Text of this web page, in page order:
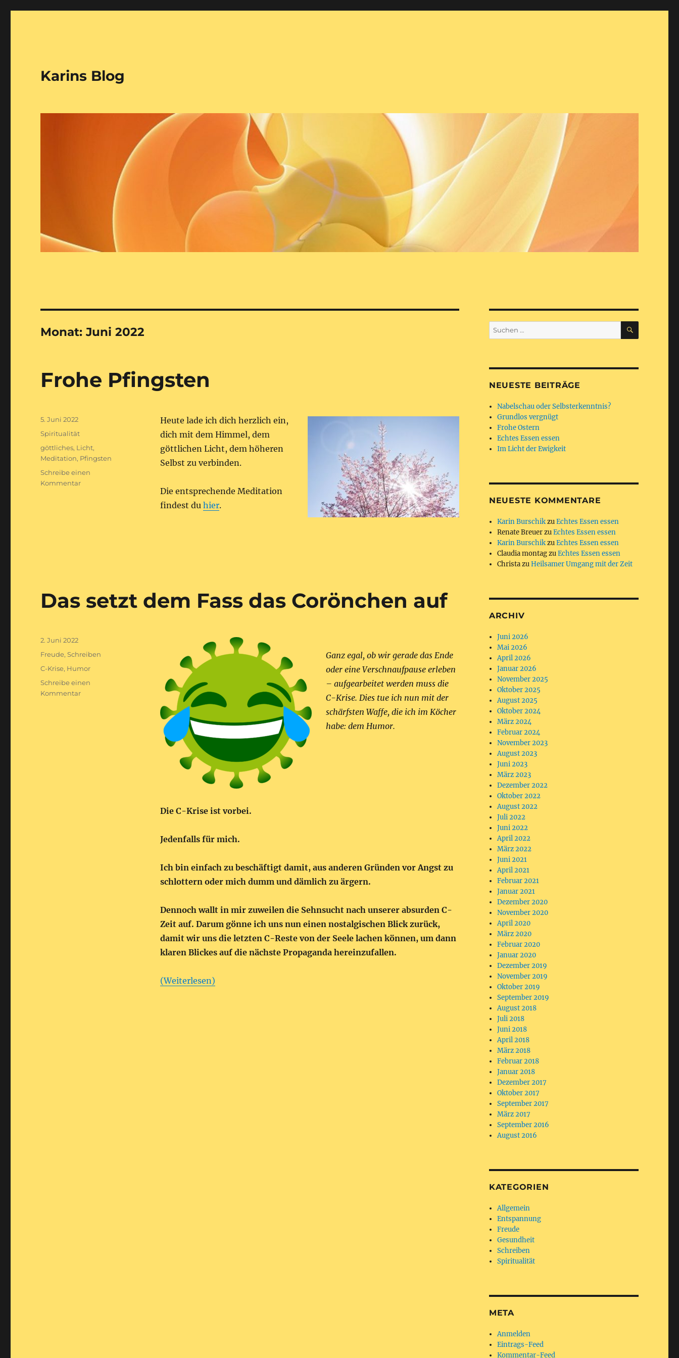
Karins Blog
Monat:Juni 2022
Frohe Pfingsten
Heute lade ich dich herzlich ein,
dich mit dem Himmel, dem
göttlichen Licht, dem höheren
Selbst zu verbinden.
Die entsprechende Meditation
findest du hier.
Veröffentlicht
am
5. Juni 2022
Kategorien
Spiritualität
Schlagwörter
göttliches, Licht,
Meditation, Pfingsten
Schreibe einen
Kommentarzu
Das setzt dem Fass das Corönchen auf
Ganz egal, ob wir gerade das Ende
oder eine Verschnaufpause erleben
– aufgearbeitet werden muss die
C-Krise. Dies tue ich nun mit der
schärfsten Waffe, die ich im Köcher
habe: dem Humor.
Die C-Krise ist vorbei.
Jedenfalls für mich.
Ich bin einfach zu beschäftigt damit, aus anderen Gründen vor Angst zu
schlottern oder mich dumm und dämlich zu ärgern.
Dennoch wallt in mir zuweilen die Sehnsucht nach unserer absurden C-
Zeit auf. Darum gönne ich uns nun einen nostalgischen Blick zurück,
damit wir uns die letzten C-Reste von der Seele lachen können, um dann
klaren Blickes auf die nächste Propaganda hereinzufallen.
(Weiterlesen)
Veröffentlicht
2. Juni 2022
Kategorien
Freude,Schreiben
Schlagwörter
C-Krise, Humor
Schreibe einen
Kommentarzu
Suchen
nach:
SUCHEN
NEUESTE BEITRÄGE
Nabelschau oder Selbsterkenntnis?
Grundlos vergnügt
Frohe Ostern
Echtes Essen essen
Im Licht der Ewigkeit
NEUESTE KOMMENTARE
Karin BurschikzuEchtes Essen essen
Renate BreuerzuEchtes Essen essen
Karin BurschikzuEchtes Essen essen
Claudia montagzuEchtes Essen essen
ChristazuHeilsamer Umgang mit der Zeit
ARCHIV
Juni 2026
Mai 2026
April 2026
Januar 2026
November 2025
Oktober 2025
August 2025
Oktober 2024
März 2024
Februar 2024
November 2023
August 2023
Juni 2023
März 2023
Dezember 2022
Oktober 2022
August 2022
Juli 2022
Juni 2022
April 2022
März 2022
Juni 2021
April 2021
Februar 2021
Januar 2021
Dezember 2020
November 2020
April 2020
März 2020
Februar 2020
Januar 2020
Dezember 2019
November 2019
Oktober 2019
September 2019
August 2018
Juli 2018
Juni 2018
April 2018
März 2018
Februar 2018
Januar 2018
Dezember 2017
Oktober 2017
September 2017
März 2017
September 2016
August 2016
KATEGORIEN
Allgemein
Entspannung
Freude
Gesundheit
Schreiben
Spiritualität
META
Anmelden
Eintrags-Feed
Kommentar-Feed